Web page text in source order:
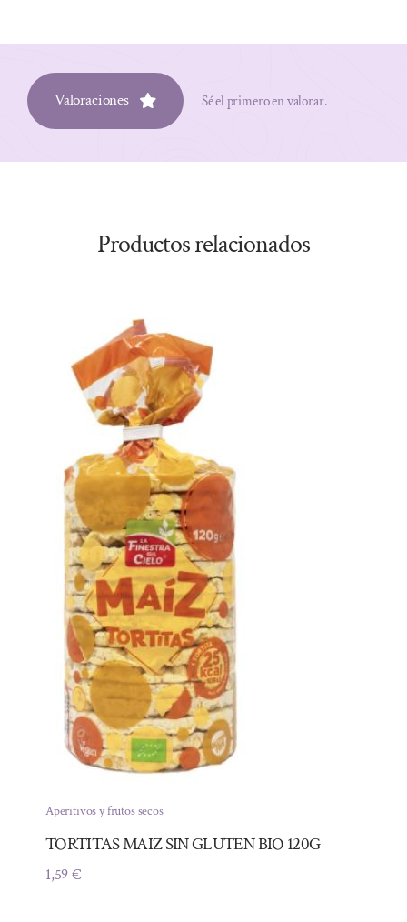
Valoraciones Sé el primero en valorar.
Productos relacionados
Aperitivos y frutos secos
TORTITAS MAIZ SIN GLUTEN BIO 120G
1,59€